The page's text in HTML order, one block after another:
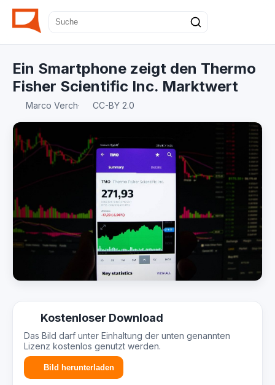
Ein Smartphone zeigt den Thermo
Fisher Scientific Inc. Marktwert
Marco Verch· CC-BY 2.0
Kostenloser Download
Das Bild darf unter Einhaltung der unten genannten
Lizenz kostenlos genutzt werden.
Bild herunterladen